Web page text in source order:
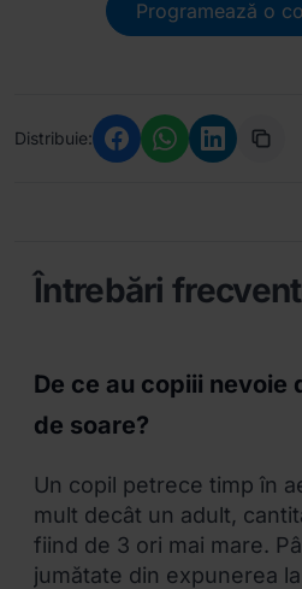
Programează o
Distribuie:
Întrebări
De ce au copiii nevoie
de soare?
Un copil petrece timp în
mult decât un adult,
fiind de 3 ori mai mare.
jumătate din expunerea